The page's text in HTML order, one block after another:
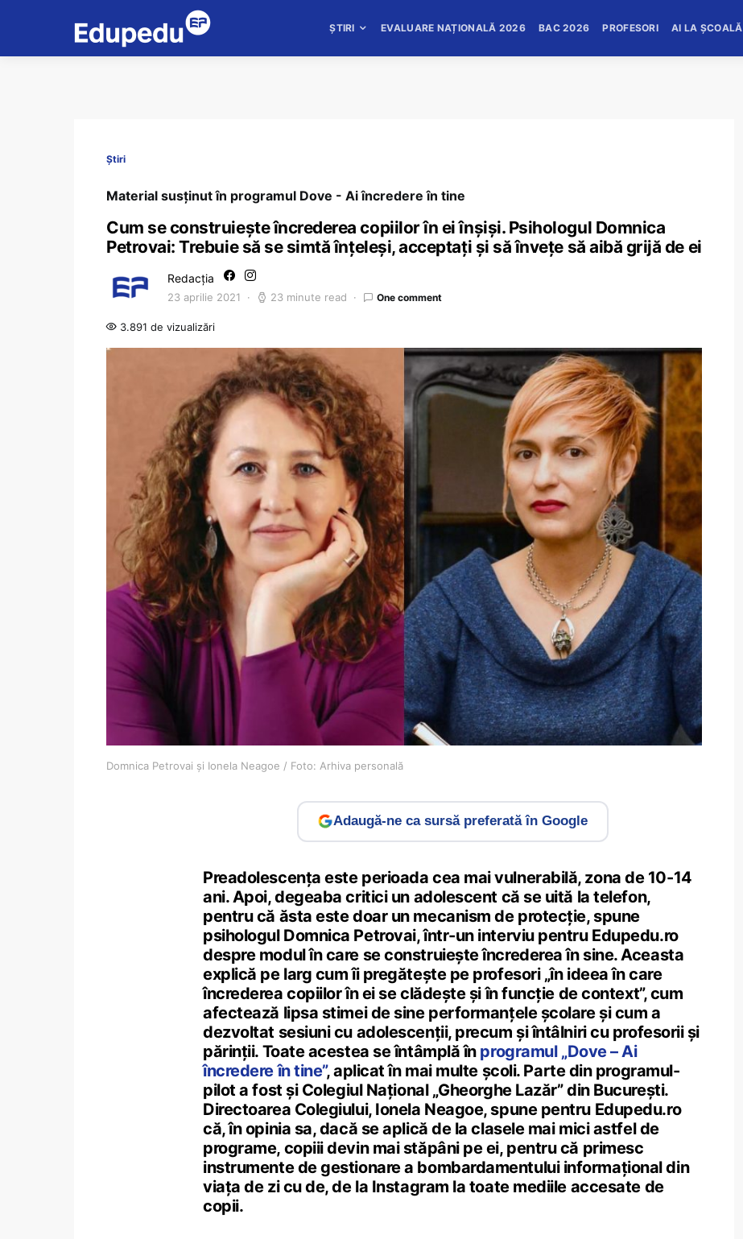
ȘTIRI EVALUARE NAȚIONALĂ 2026 BAC 2026 PROFESORI AI LA ȘCOALĂ
Știri
Material susținut în programul Dove - Ai încredere în tine
Cum se construiește încrederea copiilor în ei înșiși. Psihologul Domnica
Petrovai: Trebuie să se simtă înțeleși, acceptați și să învețe să aibă grijă de ei
Redacția
23 aprilie 2021 23 minute read One comment
3.891 de vizualizări
Domnica Petrovai și Ionela Neagoe / Foto: Arhiva personală
Adaugă-ne ca sursă preferată în Google
Preadolescența este perioada cea mai vulnerabilă, zona de 10-14
ani. Apoi, degeaba critici un adolescent că se uită la telefon,
pentru că ăsta este doar un mecanism de protecție, spune
psihologul Domnica Petrovai, într-un interviu pentru Edupedu.ro
despre modul în care se construiește încrederea în sine. Aceasta
explică pe larg cum îi pregătește pe profesori „în ideea în care
încrederea copiilor în ei se clădește și în funcție de context”, cum
afectează lipsa stimei de sine performanțele școlare și cum a
dezvoltat sesiuni cu adolescenții, precum și întâlniri cu profesorii și
părinții. Toate acestea se întâmplă în programul „Dove – Ai
încredere în tine”, aplicat în mai multe școli. Parte din programul-
pilot a fost și Colegiul Național „Gheorghe Lazăr” din București.
Directoarea Colegiului, Ionela Neagoe, spune pentru Edupedu.ro
că, în opinia sa, dacă se aplică de la clasele mai mici astfel de
programe, copiii devin mai stăpâni pe ei, pentru că primesc
instrumente de gestionare a bombardamentului informațional din
viața de zi cu de, de la Instagram la toate mediile accesate de
copii.